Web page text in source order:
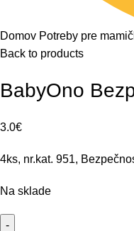
Domov Potreby pre
Back to products
BabyOno
3.0€
4ks, nr.kat. 951,
Na sklade